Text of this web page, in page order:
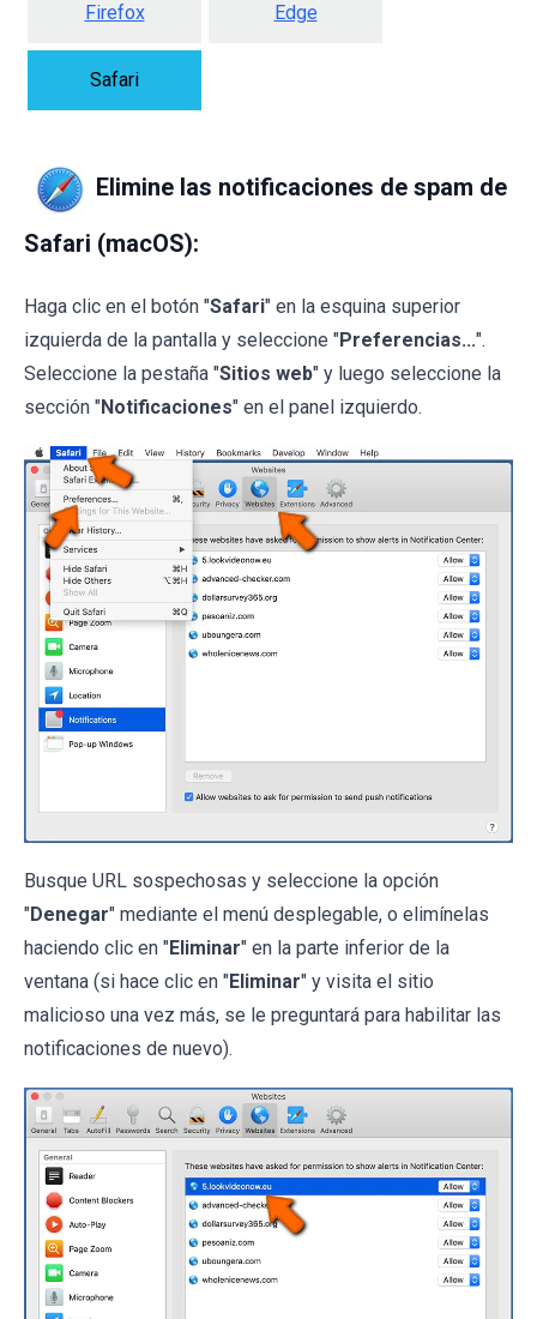
Firefox Edge
Safari
Elimine las notificaciones de spam de
Safari (macOS):
Haga clic en el botón "Safari" en la esquina superior
izquierda de la pantalla y seleccione "Preferencias...".
Seleccione la pestaña "Sitios web" y luego seleccione la
sección "Notificaciones" en el panel izquierdo.
Busque URL sospechosas y seleccione la opción
"Denegar" mediante el menú desplegable, o elimínelas
haciendo clic en "Eliminar" en la parte inferior de la
ventana (si hace clic en "Eliminar" y visita el sitio
malicioso una vez más, se le preguntará para habilitar las
notificaciones de nuevo).